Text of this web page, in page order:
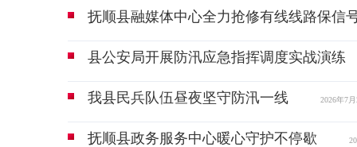
抚顺县融媒体中心全力抢修有线线路保信
县公安局开展防汛应急指挥调度实战演练
我县民兵队伍昼夜坚守防汛一线 2026年7
抚顺县政务服务中心暖心守护不停歇